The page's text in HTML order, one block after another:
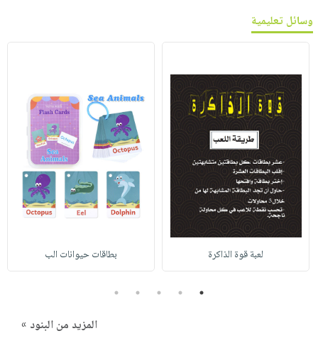
وسائل تعليمية
لعبة قوة الذاكرة بطاقات حيوانات الب
1
2
3
4
5
المزيد من البنود »